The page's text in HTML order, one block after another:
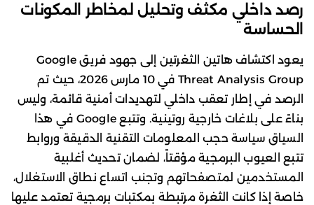
رصد داخلي مكثف وتحليل لمخاطر المكونات
الحساسة
يعود اكتشاف هاتين الثغرتين إلى جهود فريق Google
Threat Analysis Group في 10 مارس 2026، حيث تم
الرصد في إطار تعقب داخلي لتهديدات أمنية قائمة، وليس
بناءً على بلاغات خارجية روتينية. وتتبع Google في هذا
السياق سياسة حجب المعلومات التقنية الدقيقة وروابط
تتبع العيوب البرمجية مؤقتاً، لضمان تحديث أغلبية
المستخدمين لمتصفحاتهم وتجنب اتساع نطاق الاستغلال،
خاصة إذا كانت الثغرة مرتبطة بمكتبات برمجية تعتمد عليها